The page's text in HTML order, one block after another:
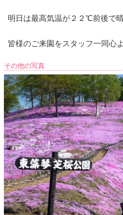
明日は最高気温が２２℃前後で晴
皆様のご来園をスタッフ一同心
その他の写真